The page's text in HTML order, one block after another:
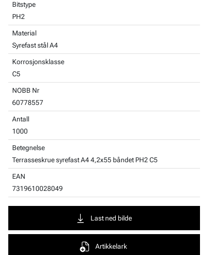
Bitstype
PH2
Material
Syrefast stål A4
Korrosjonsklasse
C5
NOBB Nr
60778557
Antall
1000
Betegnelse
Terrasseskrue syrefast A4 4,2x55 båndet PH2 C5
EAN
7319610028049
Last ned bilde
Artikkelark